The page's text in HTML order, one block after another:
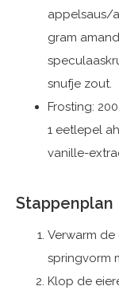
appelsaus/
gram
snufje zout.
Frosting:
1 eetlepel
vanille-
Stappenplan
Verwarm de
springvorm
Klop de